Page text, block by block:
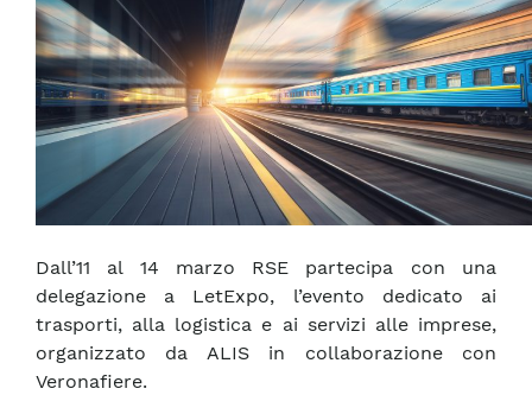
Dall’11 al 14 marzo RSE partecipa con una
delegazione a LetExpo, l’evento dedicato ai
trasporti, alla logistica e ai servizi alle imprese,
organizzato da ALIS in collaborazione con
Veronafiere.